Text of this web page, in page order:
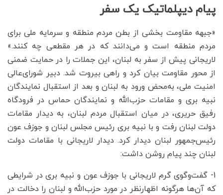
پیام دیپلماتیک یک سفر
«جبهه مقاومت بخشی از بطن مردم منطقه و سرمایه ملی برای
مردم منطقه است و می‌دانند که در هر مقطعی چه کنند.»
لاریجانی پیش از سفر به لبنان، این جملات را در حمایت ضمنی
از محور مقاومت بیان کرد و راهی بیروت شد. دبیر شورای‌عالی
امنیت ملی، به‌محض ورود به لبنان و بعد از استقبال نمایندگان
نبیه بری و مقامات حزب‌الله و نمایندگان حماس در فرودگاه
رفیق حریری، در میان استقبال مردم لبنان، به دیدار مقامات
دولت لبنان رفت و با نبیه بری رئیس مجلس لبنان و جوزف عون
رئیس‌جمهور لبنان دیدار کرد. دیدار لاریجانی با مقامات دولت
لبنان چند پیام روشن داشت:
1- گفت‌وگوی گرم لاریجانی با جوزف عون و نبیه بری در شرایطی
که آن‌ها هرگونه اظهارنظر در مورد حزب‌الله و لبنان را دخالت در